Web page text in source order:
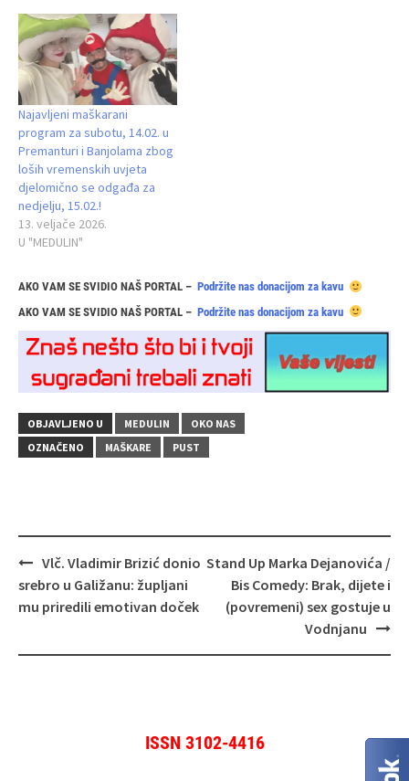
Najavljeni maškarani
program za subotu, 14.02. u
Premanturi i Banjolama zbog
loših vremenskih uvjeta
djelomično se odgađa za
nedjelju, 15.02.!
13. veljače 2026.
U "MEDULIN"
AKO VAM SE SVIDIO NAŠ PORTAL – Podržite nas donacijom za kavu
AKO VAM SE SVIDIO NAŠ PORTAL – Podržite nas donacijom za kavu
OBJAVLJENO U MEDULIN
OKO NAS
OZNAČENO
MAŠKARE PUST
Navigacija
objava
Vlč. Vladimir Brizić donio
srebro u Galižanu: župljani
mu priredili emotivan doček
Stand Up Marka Dejanovića /
Bis Comedy: Brak, dijete i
(povremeni) sex gostuje u
Vodnjanu
ISSN 3102-4416